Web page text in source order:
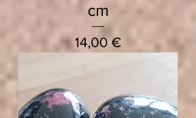
cm
Prix
14,00 €